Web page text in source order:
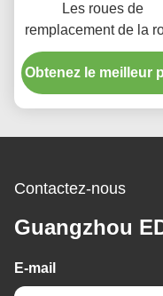
Les roues de
remplacement de la
à rouleaux de 3
75 mm
Obtenez le meilleur
Contactez-nous
Guangzhou
E-mail